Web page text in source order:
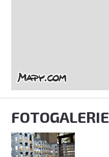
FOTOGALERIE